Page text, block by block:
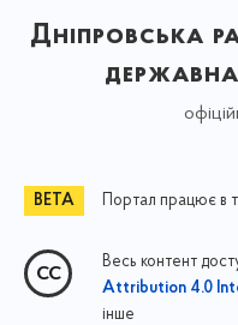
Дніпровська
державна
Портал працює в
Весь контент
Attribution 4.0
інше